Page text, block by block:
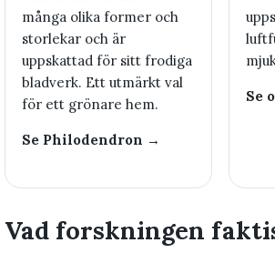
många olika former och
storlekar och är
uppskattad för sitt frodiga
bladverk. Ett utmärkt val
för ett grönare hem.
Se Philodendron →
Se
Vad forskningen